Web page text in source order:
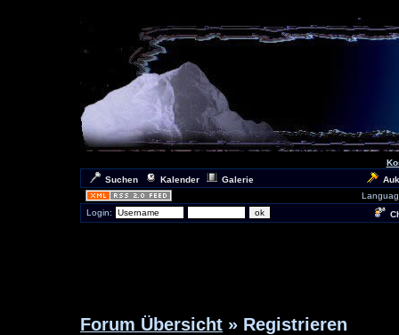
Suchen
Kalender Galerie
Login:
Forum Übersicht » Registrieren